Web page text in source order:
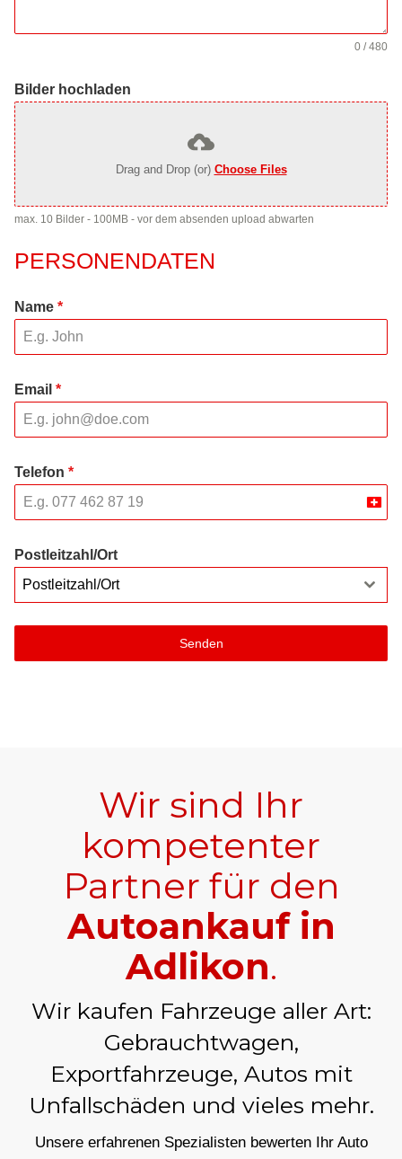
0 / 480
Bilder hochladen
Drag and Drop (or) Choose Files
max. 10 Bilder - 100MB - vor dem absenden upload abwarten
PERSONENDATEN
Name *
Email *
Telefon *
Postleitzahl/Ort
Postleitzahl/Ort
Senden
Wir sind Ihr
kompetenter
Partner für den
Autoankauf in
Adlikon.
Wir kaufen Fahrzeuge aller Art:
Gebrauchtwagen,
Exportfahrzeuge, Autos mit
Unfallschäden und vieles mehr.
Unsere erfahrenen Spezialisten bewerten Ihr Auto